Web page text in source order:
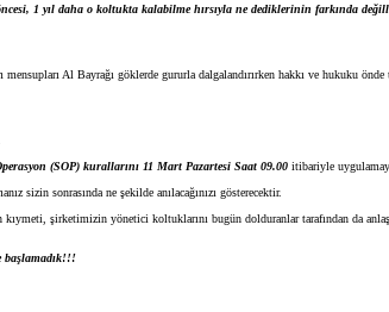
1 yıl daha o koltukta kalabilme hırsıyla ne dediklerinin farkında
Al Bayrağı göklerde gururla dalgalandırırken hakkı ve hukuku önde
(SOP) kurallarını 11 Mart Pazartesi Saat 09.00 itibariyle
sizin sonrasında ne şekilde anılacağınızı gösterecektir.
şirketimizin yönetici koltuklarını bugün dolduranlar tarafından da
başlamadık!!!